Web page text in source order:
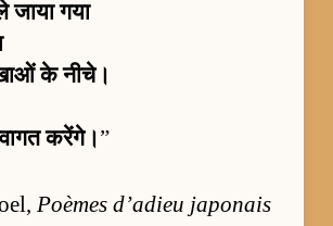
जाया गया
के नीचे।
करेंगे।”
Poèmes d’adieu japonais